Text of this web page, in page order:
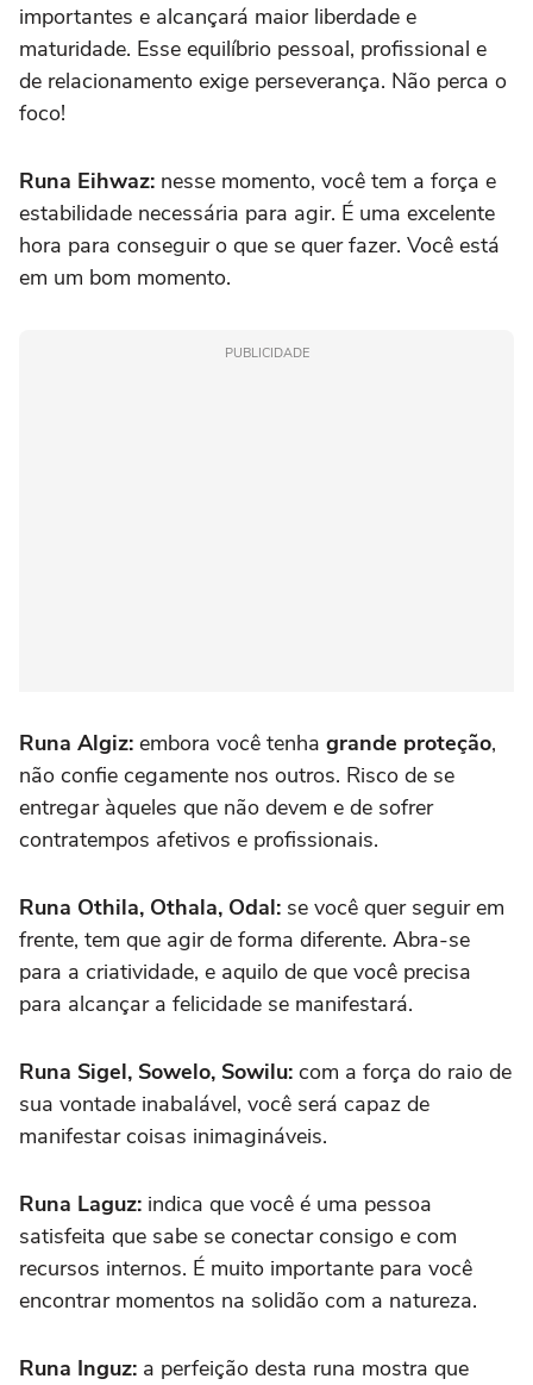
importantes e alcançará maior liberdade e
maturidade. Esse equilíbrio pessoal, profissional e
de relacionamento exige perseverança. Não perca o
foco!
Runa Eihwaz: nesse momento, você tem a força e
estabilidade necessária para agir. É uma excelente
hora para conseguir o que se quer fazer. Você está
em um bom momento.
PUBLICIDADE
Runa Algiz: embora você tenha grande proteção,
não confie cegamente nos outros. Risco de se
entregar àqueles que não devem e de sofrer
contratempos afetivos e profissionais.
Runa Othila, Othala, Odal: se você quer seguir em
frente, tem que agir de forma diferente. Abra-se
para a criatividade, e aquilo de que você precisa
para alcançar a felicidade se manifestará.
Runa Sigel, Sowelo, Sowilu: com a força do raio de
sua vontade inabalável, você será capaz de
manifestar coisas inimagináveis.
Runa Laguz: indica que você é uma pessoa
satisfeita que sabe se conectar consigo e com
recursos internos. É muito importante para você
encontrar momentos na solidão com a natureza.
Runa Inguz: a perfeição desta runa mostra que